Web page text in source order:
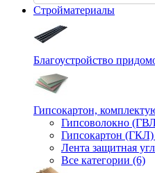
Стройматериалы
Благоустройство
Гипсокартон,
Гипсоволокно
Гипсокартон (ГКЛ)
Лента защитная
Все категории (6)